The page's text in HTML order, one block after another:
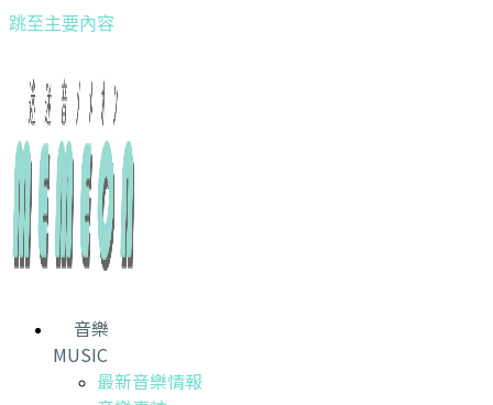
跳至主要內容
音樂
MUSIC
最新音樂情報